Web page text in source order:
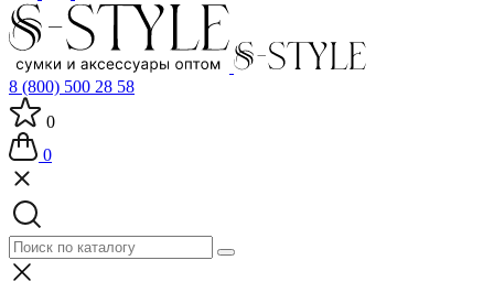
8 (800) 500 28 58
0
0